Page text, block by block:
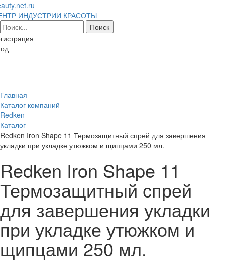
ИНДУСТРИИ КРАСОТЫ
Главная
Каталог компаний
Redken
Каталог
Redken Iron Shape 11 Термозащитный спрей для завершения
укладки при укладке утюжком и щипцами 250 мл.
Redken Iron Shape 11
Термозащитный спрей
для завершения укладки
при укладке утюжком и
щипцами 250 мл.